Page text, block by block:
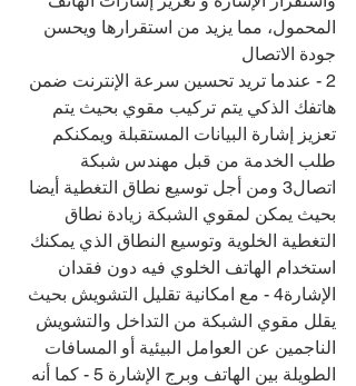
المحمول، مما يزيد من استقرارها ويحسن
جودة الاتصال
2 - عندما تريد تحسين سرعة الإنترنت ضمن
هاتفك الذكي يتم تركيب مقوي بحيث يتم
تعزيز إشارة البيانات المستقبلة ويمكنكم
طلب الخدمة من قبل مهندس شبكة
اتصال3 ومن أجل توسيع نطاق التغطية أيضا
بحيث يمكن لمقوي الشبكة زيادة نطاق
التغطية الخلوية وتوسيع النطاق الذي يمكنك
استخدام الهاتف الخلوي فيه دون فقدان
الإشارة4 - مع امكانية تقليل التشويش بحيث
يقلل مقوي الشبكة من التداخل والتشويش
الناجمين عن العوامل البيئية أو المسافات
الطويلة بين الهاتف وبرج الإشارة 5 - كما أنه